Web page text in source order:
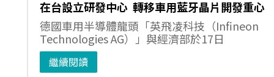
在台設立研發中心 轉移車用藍牙晶片開發重心
德國車用半導體龍頭「英飛凌科技（Infineon
Technologies AG）」與經濟部於17日
繼續閱讀